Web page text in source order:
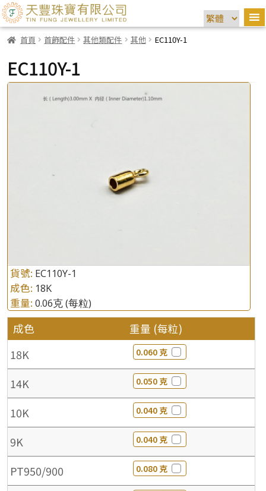
首頁 首飾配件 其他類配件 其他 EC110Y-1
EC110Y-1
貨號: EC110Y-1
成色: 18K
重量: 0.06克(每粒)
成色 重量 (每粒)
18K 0.060 克
14K 0.050 克
10K 0.040 克
9K 0.040 克
PT950/900 0.080 克